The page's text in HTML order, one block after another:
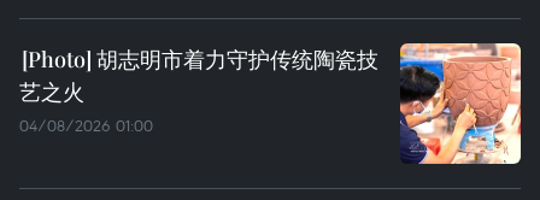
胡志明市着力守护传统陶瓷技
艺之火
04/08/2026 01:00